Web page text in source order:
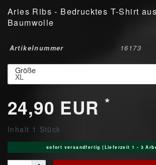
Aries Ribs - Bedrucktes T-Shirt
Baumwolle
Artikelnummer 16173
Größe
24,90 EUR *
Inhalt 1 Stück
sofort versandfertig (Lieferzeit 1 - 3